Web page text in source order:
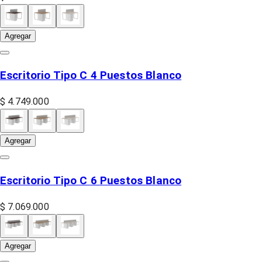
Agregar
Escritorio Tipo C 4 Puestos Blanco
$ 4.749.000
Agregar
Escritorio Tipo C 6 Puestos Blanco
$ 7.069.000
Agregar